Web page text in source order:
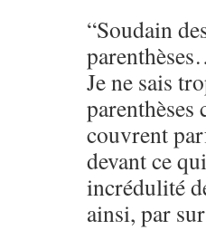
“Soudain
Je ne sais
parenthèses
couvrent
devant ce
incrédulité
ainsi, par